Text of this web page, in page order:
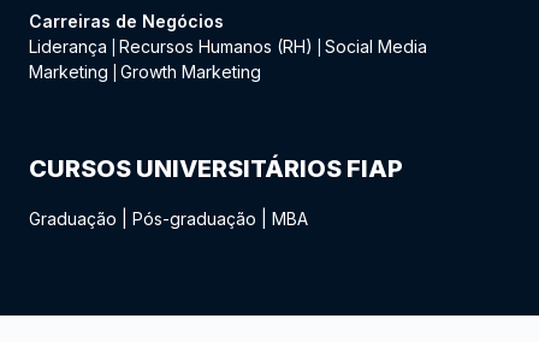
Carreiras de Negócios
Liderança
Recursos Humanos (RH)
Social Media
Marketing
Growth Marketing
CURSOS UNIVERSITÁRIOS FIAP
Graduação Pós-graduação MBA